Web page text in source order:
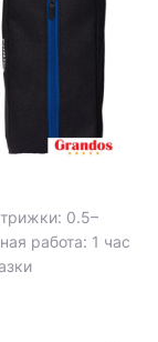
0.5–
работа: 1 час